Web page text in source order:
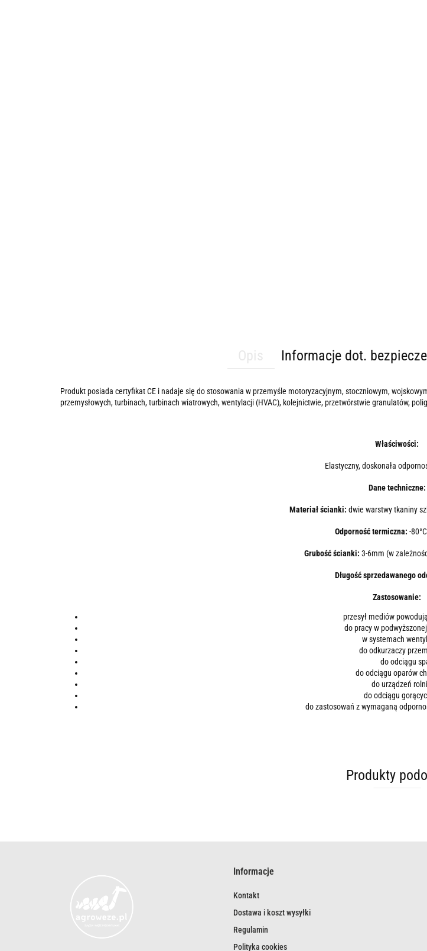
Informacje dot.
Produkt posiada certyfikat CE i nadaje się do stosowania w przemyśle motoryzacyjnym, stoczniowym,
przemysłowych, turbinach, turbinach wiatrowych, wentylacji (HVAC), kolejnictwie, przetwórstwie granulatów,
Właściwości:
Elastyczny, doskonała
Dane techniczne:
Materiał ścianki: dwie warstwy tkaniny
Odporność termiczna: -
Grubość ścianki: 3-6mm (w
Długość sprzedawanego
Zastosowanie:
przesył mediów
do pracy w
w systemach
do odkurzaczy
do odciągu
do odciągu oparów
do urządzeń
do odciągu
do zastosowań z wymaganą
Produkty
Informacje
Kontakt
Dostawa i koszt wysyłki
Regulamin
Polityka cookies